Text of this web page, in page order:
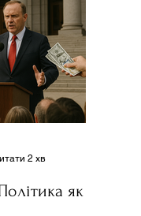
як
2 хв